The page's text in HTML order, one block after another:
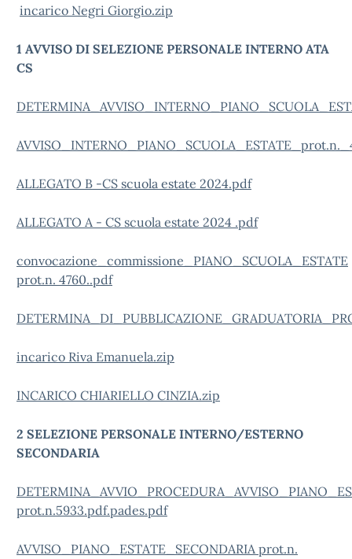
incarico Negri Giorgio.zip
1 AVVISO DI SELEZIONE PERSONALE INTERNO ATA
CS
ALLEGATO B -CS scuola estate 2024.pdf
ALLEGATO A - CS scuola estate 2024 .pdf
convocazione_commissione_PIANO_SCUOLA_ESTATE
prot.n. 4760..pdf
incarico Riva Emanuela.zip
INCARICO CHIARIELLO CINZIA.zip
2 SELEZIONE PERSONALE INTERNO/ESTERNO
SECONDARIA
prot.n.5933.pdf.pades.pdf
AVVISO_PIANO_ESTATE_SECONDARIA prot.n.